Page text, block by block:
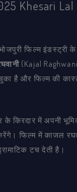
Khesari
फिल्म इंडस्ट्री
(Kajal
है और फिल्म की
किरदार में अपनी
फिल्म में काजल
टच देती है।